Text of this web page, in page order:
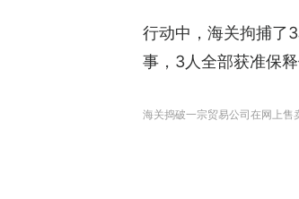
行动中，海关拘捕了
事，3人全部获准保
海关捣破一宗贸易公司在网上